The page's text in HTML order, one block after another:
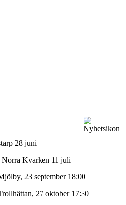
28 juni
Kvarken 11 juli
23 september 18:00
27 oktober 17:30